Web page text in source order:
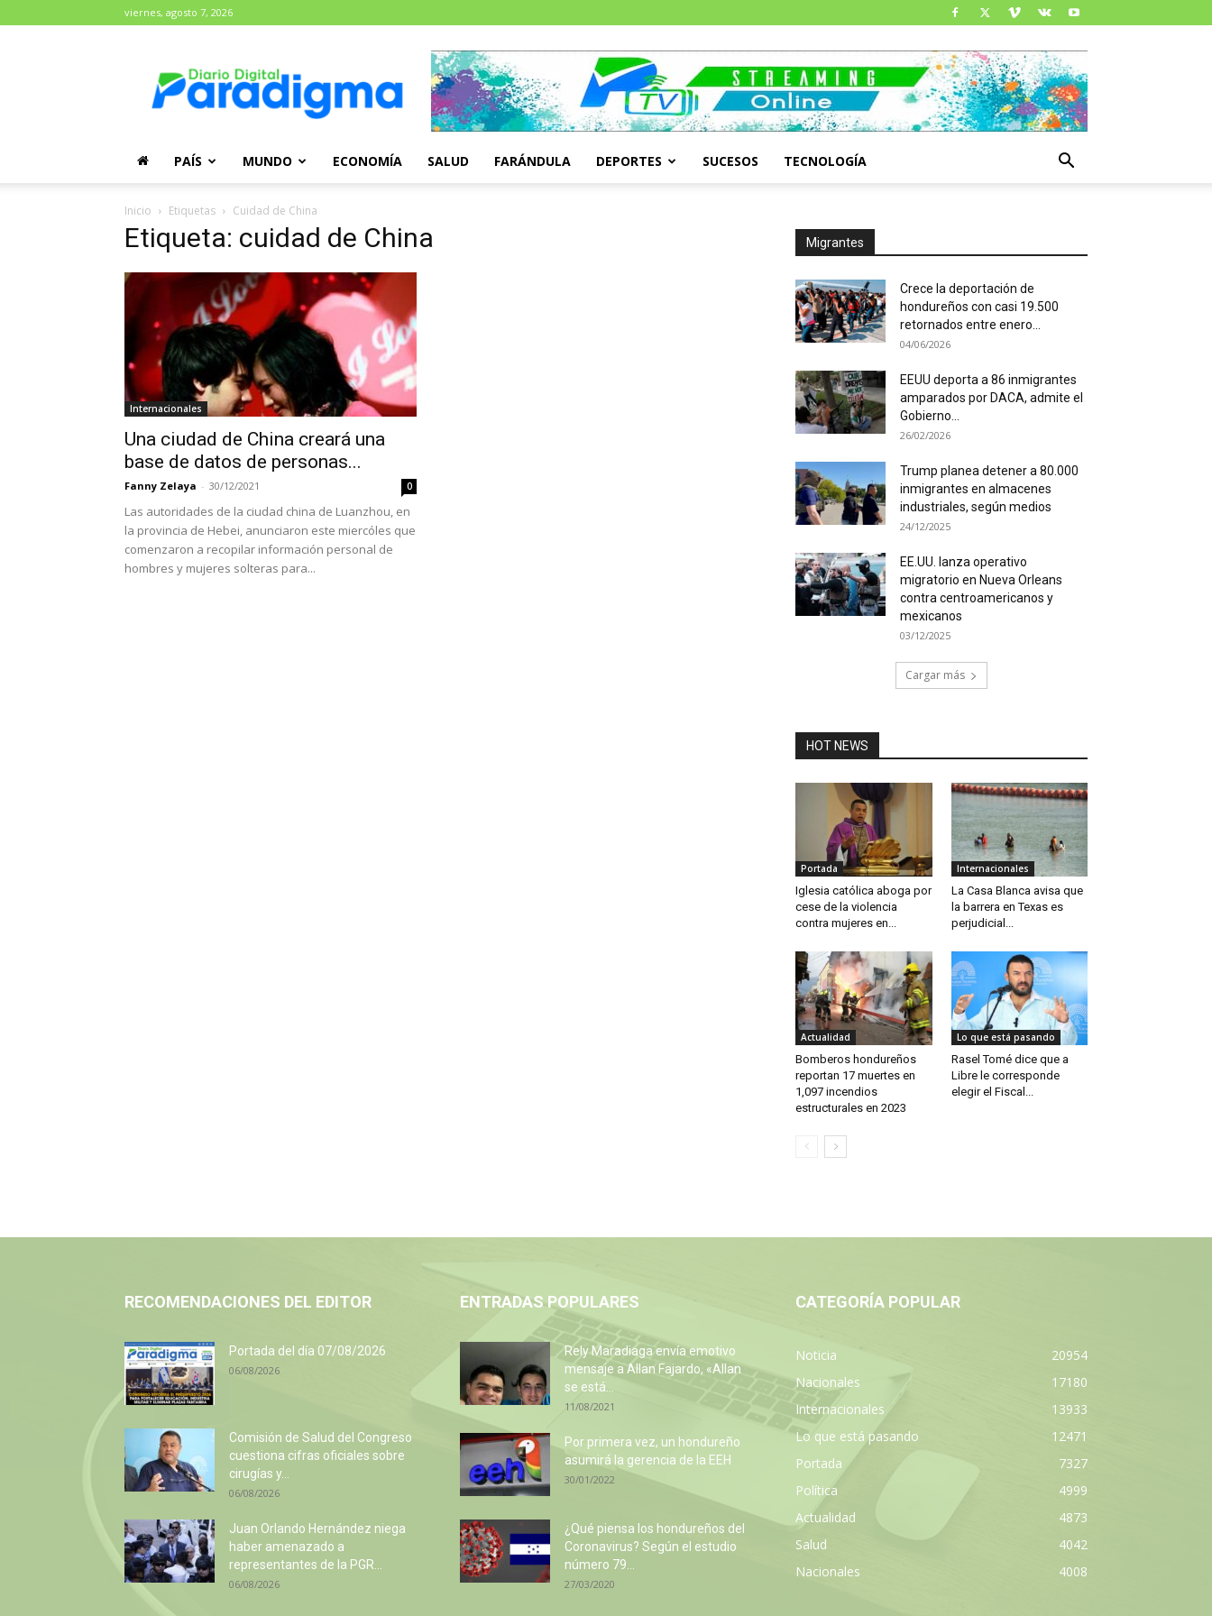
viernes, agosto 7, 2026
Paradigma
PAÍS MUNDO ECONOMÍA SALUD FARÁNDULA DEPORTES SUCESOS TECNOLOGÍA
Inicio Etiquetas Cuidad de China
Etiqueta: cuidad de China
Internacionales
Una ciudad de China creará una
base de datos de personas...
Fanny Zelaya - 30/12/2021 0
Las autoridades de la ciudad china de Luanzhou, en
la provincia de Hebei, anunciaron este miercóles que
comenzaron a recopilar información personal de
hombres y mujeres solteras para...
Migrantes
Crece la deportación de
hondureños con casi 19.500
retornados entre enero...
04/06/2026
EEUU deporta a 86 inmigrantes
amparados por DACA, admite el
Gobierno...
26/02/2026
Trump planea detener a 80.000
inmigrantes en almacenes
industriales, según medios
24/12/2025
EE.UU. lanza operativo
migratorio en Nueva Orleans
contra centroamericanos y
mexicanos
03/12/2025
Cargar más
HOT NEWS
Portada
Iglesia católica aboga por
cese de la violencia
contra mujeres en...
Internacionales
La Casa Blanca avisa que
la barrera en Texas es
perjudicial...
Actualidad
Bomberos hondureños
reportan 17 muertes en
1,097 incendios
estructurales en 2023
Lo que está pasando
Rasel Tomé dice que a
Libre le corresponde
elegir el Fiscal...
RECOMENDACIONES DEL EDITOR
Portada del día 07/08/2026
06/08/2026
Comisión de Salud del Congreso
cuestiona cifras oficiales sobre
cirugías y...
06/08/2026
Juan Orlando Hernández niega
haber amenazado a
representantes de la PGR...
06/08/2026
ENTRADAS POPULARES
Rely Maradiaga envía emotivo
mensaje a Allan Fajardo, «Allan
se está...
11/08/2021
Por primera vez, un hondureño
asumirá la gerencia de la EEH
30/01/2022
¿Qué piensa los hondureños del
Coronavirus? Según el estudio
número 79...
27/03/2020
CATEGORÍA POPULAR
Noticia
20954
Nacionales
17180
Internacionales
13933
Lo que está pasando
12471
Portada
7327
Política
4999
Actualidad
4873
Salud
4042
Nacionales
4008